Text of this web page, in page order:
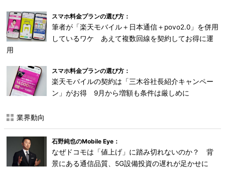
スマホ料金プランの選び方：
筆者が「楽天モバイル＋日本通信＋povo2.0」を併用
しているワケ あえて複数回線を契約してお得に運
用
スマホ料金プランの選び方：
楽天モバイルの契約は「三木谷社長紹介キャンペー
ン」がお得 9月から増額も条件は厳しめに
業界動向
石野純也のMobile Eye：
なぜドコモは「値上げ」に踏み切れないのか？ 背
景にある通信品質、5G設備投資の遅れが足かせに